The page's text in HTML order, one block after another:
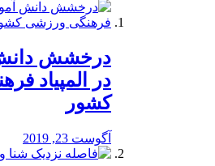
درخشش دانش
در المپیاد
کشور
آگوست 23, 2019